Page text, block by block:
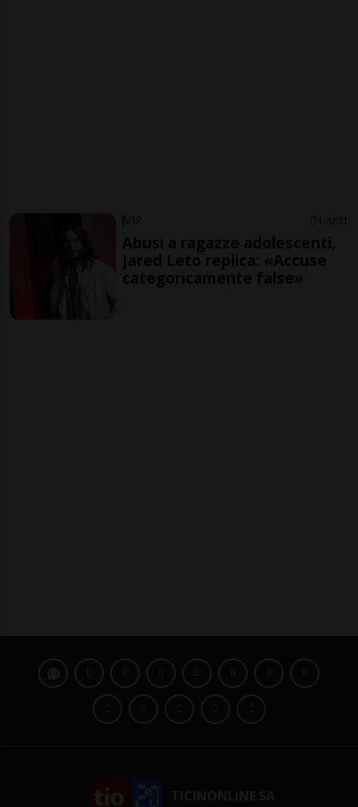
VIP 1 sett
Abusi a ragazze adolescenti,
Jared Leto replica: «Accuse
categoricamente false»